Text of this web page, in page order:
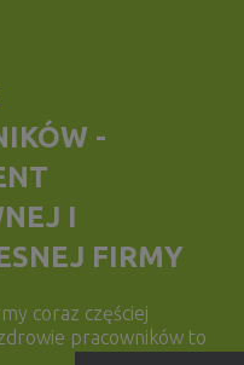
-
I
FIRMY
coraz częściej
pracowników to